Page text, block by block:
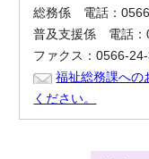
総務係 電話：
普及支援係 電話：
ファクス：0566-
福祉総務課への
ください。